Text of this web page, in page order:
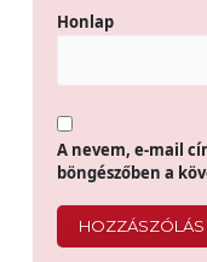
Honlap
A nevem, e-mail
böngészőben a